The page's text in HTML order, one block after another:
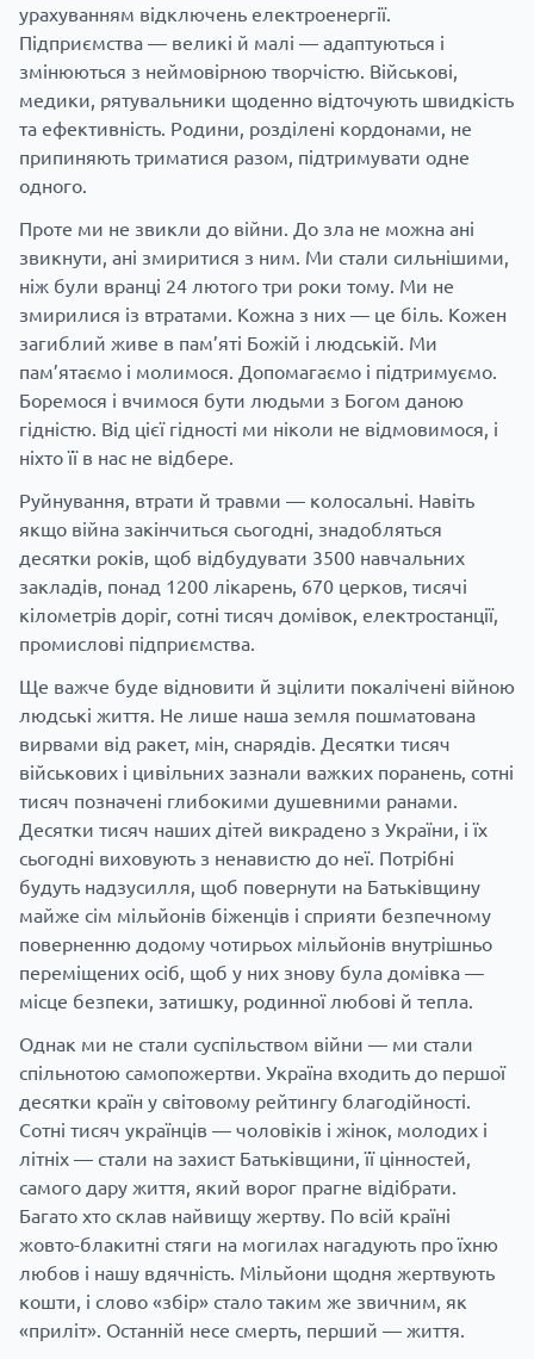
урахуванням відключень електроенергії.
Підприємства — великі й малі — адаптуються і
змінюються з неймовірною творчістю. Військові,
медики, рятувальники щоденно відточують швидкість
та ефективність. Родини, розділені кордонами, не
припиняють триматися разом, підтримувати одне
одного.
Проте ми не звикли до війни. До зла не можна ані
звикнути, ані змиритися з ним. Ми стали сильнішими,
ніж були вранці 24 лютого три роки тому. Ми не
змирилися із втратами. Кожна з них — це біль. Кожен
загиблий живе в пам’яті Божій і людській. Ми
пам’ятаємо і молимося. Допомагаємо і підтримуємо.
Боремося і вчимося бути людьми з Богом даною
гідністю. Від цієї гідності ми ніколи не відмовимося, і
ніхто її в нас не відбере.
Руйнування, втрати й травми — колосальні. Навіть
якщо війна закінчиться сьогодні, знадобляться
десятки років, щоб відбудувати 3500 навчальних
закладів, понад 1200 лікарень, 670 церков, тисячі
кілометрів доріг, сотні тисяч домівок, електростанції,
промислові підприємства.
Ще важче буде відновити й зцілити покалічені війною
людські життя. Не лише наша земля пошматована
вирвами від ракет, мін, снарядів. Десятки тисяч
військових і цивільних зазнали важких поранень, сотні
тисяч позначені глибокими душевними ранами.
Десятки тисяч наших дітей викрадено з України, і їх
сьогодні виховують з ненавистю до неї. Потрібні
будуть надзусилля, щоб повернути на Батьківщину
майже сім мільйонів біженців і сприяти безпечному
поверненню додому чотирьох мільйонів внутрішньо
переміщених осіб, щоб у них знову була домівка —
місце безпеки, затишку, родинної любові й тепла.
Однак ми не стали суспільством війни — ми стали
спільнотою самопожертви. Україна входить до першої
десятки країн у світовому рейтингу благодійності.
Сотні тисяч українців — чоловіків і жінок, молодих і
літніх — стали на захист Батьківщини, її цінностей,
самого дару життя, який ворог прагне відібрати.
Багато хто склав найвищу жертву. По всій країні
жовто-блакитні стяги на могилах нагадують про їхню
любов і нашу вдячність. Мільйони щодня жертвують
кошти, і слово «збір» стало таким же звичним, як
«приліт». Останній несе смерть, перший — життя.